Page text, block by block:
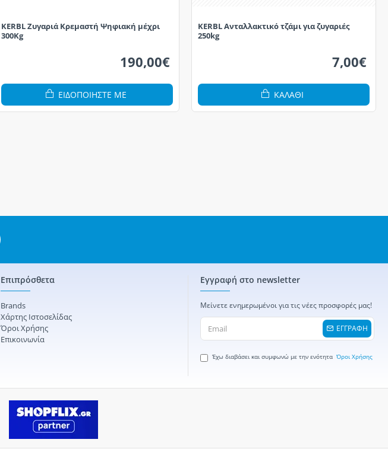
KERBL Zυγαριά Kρεμαστή Ψηφιακή μέχρι
300Kg
190,00€
ΕΙΔΟΠΟΙΗΣΤΕ ΜΕ
KERBL Ανταλλακτικό τζάμι για ζυγαριές
250kg
7,00€
ΚΑΛΆΘΙ
Επιπρόσθετα
Brands
Χάρτης Ιστοσελίδας
Όροι Χρήσης
Επικοινωνία
Εγγραφή στο newsletter
Μείνετε ενημερωμένοι για τις νέες προσφορές μας!
ΕΓΓΡΑΦΗ
Έχω διαβάσει και συμφωνώ με την ενότητα Όροι Χρήσης